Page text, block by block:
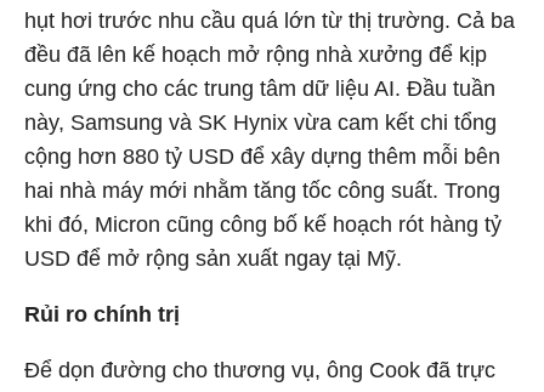
hụt hơi trước nhu cầu quá lớn từ thị trường. Cả ba
đều đã lên kế hoạch mở rộng nhà xưởng để kịp
cung ứng cho các trung tâm dữ liệu AI. Đầu tuần
này, Samsung và SK Hynix vừa cam kết chi tổng
cộng hơn 880 tỷ USD để xây dựng thêm mỗi bên
hai nhà máy mới nhằm tăng tốc công suất. Trong
khi đó, Micron cũng công bố kế hoạch rót hàng tỷ
USD để mở rộng sản xuất ngay tại Mỹ.
Rủi ro chính trị
Để dọn đường cho thương vụ, ông Cook đã trực